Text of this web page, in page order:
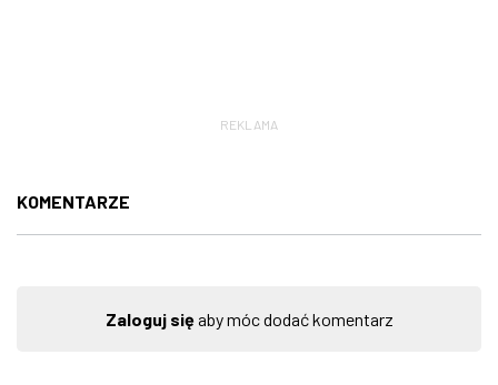
REKLAMA
KOMENTARZE
Zaloguj sięaby móc dodać komentarz